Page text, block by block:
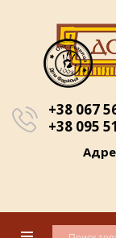
+38 067
+38 095